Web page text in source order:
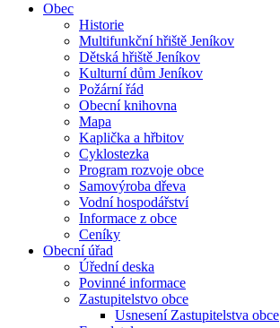
Obec
Historie
Multifunkční hřiště Jeníkov
Dětská hřiště Jeníkov
Kulturní dům Jeníkov
Požární řád
Obecní knihovna
Mapa
Kaplička a hřbitov
Cyklostezka
Program rozvoje obce
Samovýroba dřeva
Vodní hospodářství
Informace z obce
Ceníky
Obecní úřad
Úřední deska
Povinné informace
Zastupitelstvo obce
Usnesení Zastupitelstva obce